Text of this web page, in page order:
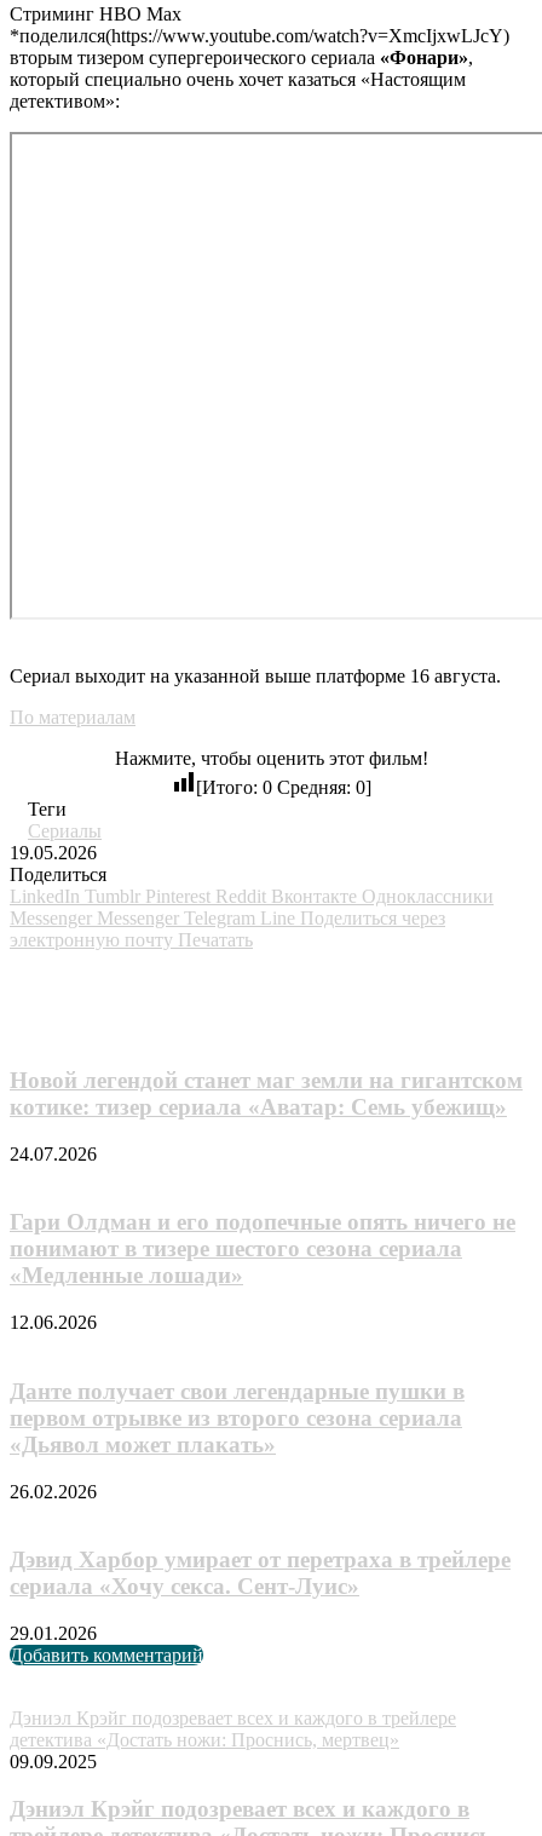
Стриминг HBO Max
*поделился(https://www.youtube.com/watch?v=XmcIjxwLJcY)
вторым тизером супергероического сериала «Фонари»,
который специально очень хочет казаться «Настоящим
детективом»:
Сериал выходит на указанной выше платформе 16 августа.
По материалам
Нажмите, чтобы оценить этот фильм!
[Итого: 0Средняя: 0]
Теги
Сериалы
19.05.2026
Поделиться
LinkedIn Tumblr Pinterest Reddit Вконтакте Одноклассники
Messenger Messenger Telegram Line Поделиться через
электронную почту Печатать
Новой легендой станет маг земли на гигантском
котике: тизер сериала «Аватар: Семь убежищ»
24.07.2026
Гари Олдман и его подопечные опять ничего не
понимают в тизере шестого сезона сериала
«Медленные лошади»
12.06.2026
Данте получает свои легендарные пушки в
первом отрывке из второго сезона сериала
«Дьявол может плакать»
26.02.2026
Дэвид Харбор умирает от перетрахa в трейлере
сериала «Хочу секса. Сент-Луис»
29.01.2026
Добавить комментарий
Дэниэл Крэйг подозревает всех и каждого в трейлере
детектива «Достать ножи: Проснись, мертвец»
09.09.2025
Дэниэл Крэйг подозревает всех и каждого в